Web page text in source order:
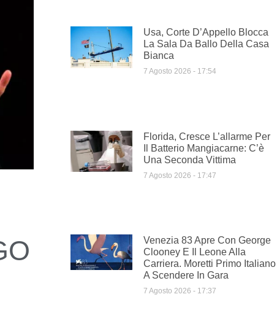
Usa, Corte D’Appello Blocca
La Sala Da Ballo Della Casa
Bianca
7 Agosto 2026 17:54
Florida, Cresce L’allarme Per
Il Batterio Mangiacarne: C’è
Una Seconda Vittima
7 Agosto 2026 17:47
Venezia 83 Apre Con George
Clooney E Il Leone Alla
Carriera. Moretti Primo Italiano
A Scendere In Gara
7 Agosto 2026 17:37